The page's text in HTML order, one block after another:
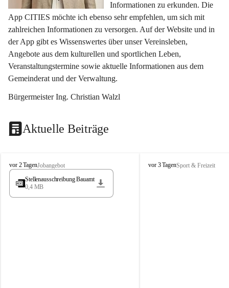
Informationen zu erkunden. Die
App CITIES möchte ich ebenso sehr empfehlen, um sich mit
zahlreichen Informationen zu versorgen. Auf der Website und in
der App gibt es Wissenswertes über unser Vereinsleben,
Angebote aus dem kulturellen und sportlichen Leben,
Veranstaltungstermine sowie aktuelle Informationen aus dem
Gemeinderat und der Verwaltung.
Bürgermeister Ing. Christian Walzl
Aktuelle Beiträge
S
t
s
vor 2 TagenJobangebot
Stellenausschreibung Bauamt
0,4 MB
S
vor 3 TagenSport & Freizeit